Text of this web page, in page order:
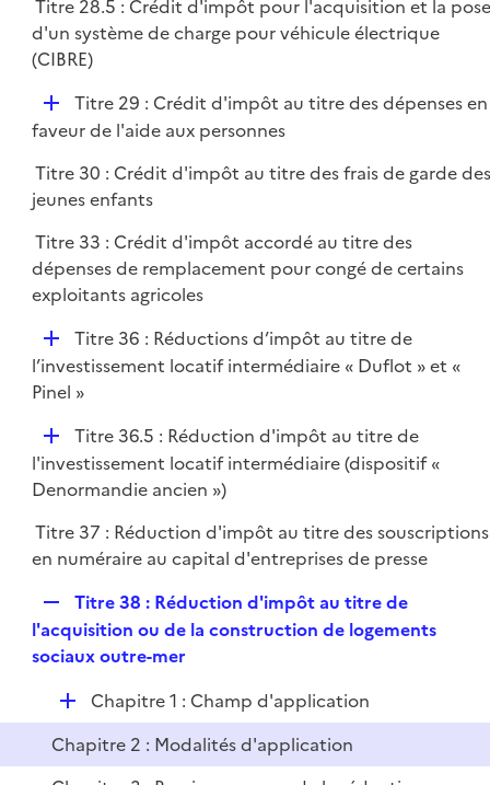
l
i
e
Titre 28.5 : Crédit d'impôt pour l'acquisition et la
d'un système de charge pour véhicule électrique
(CIBRE)
D
é
l
i
e
r
Titre 29 : Crédit d'impôt au titre des dépenses en
faveur de l'aide aux personnes
Titre 30 : Crédit d'impôt au titre des frais de garde
jeunes enfants
Titre 33 : Crédit d'impôt accordé au titre des
dépenses de remplacement pour congé de certains
exploitants agricoles
D
é
p
e
r
Titre 36 : Réductions d’impôt au titre de
l’investissement locatif intermédiaire « Duflot » et «
Pinel »
D
é
p
i
e
Titre 36.5 : Réduction d'impôt au titre de
l'investissement locatif intermédiaire (dispositif «
Denormandie ancien »)
Titre 37 : Réduction d'impôt au titre des souscriptions
en numéraire au capital d'entreprises de presse
e
p
i
e
r
Titre 38 : Réduction d'impôt au titre de
l'acquisition ou de la construction de logements
sociaux outre-mer
D
é
p
Chapitre 1 : Champ d'application
Chapitre 2 : Modalités d'application